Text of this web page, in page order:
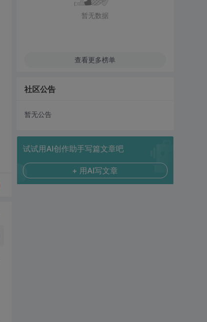
暂无数据
查看更多榜单
社区公告
暂无公告
试试用AI创作助手写篇文章吧
+ 用AI写文章